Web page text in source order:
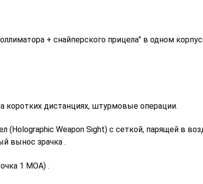
+ снайперского прицела” в одном
коротких дистанциях, штурмовые операции.
(Holographic Weapon Sight) с сеткой, парящей в
вынос зрачка .
1 MOA) .